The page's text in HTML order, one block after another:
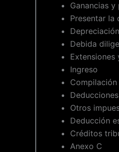
Ganancias
Presentar la
Depreciación
Debida
Extensiones
Ingreso
Otros
Deducción
Créditos
Anexo C